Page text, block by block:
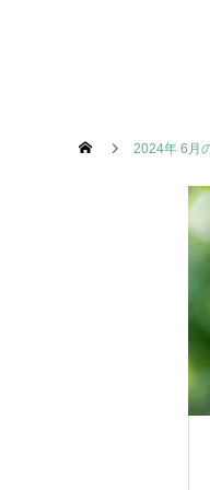
2024年 6月